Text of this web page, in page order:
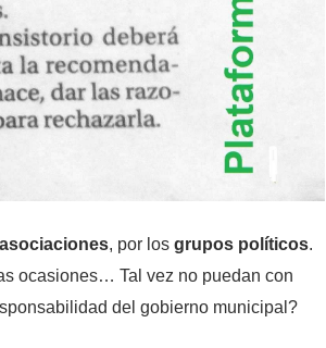
asociaciones, por los grupos políticos.
ocasiones… Tal vez no puedan con
del gobierno municipal?